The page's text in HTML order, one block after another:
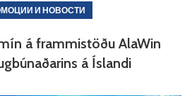
И НОВОСТИ
á frammistöðu AlaWin
á Íslandi